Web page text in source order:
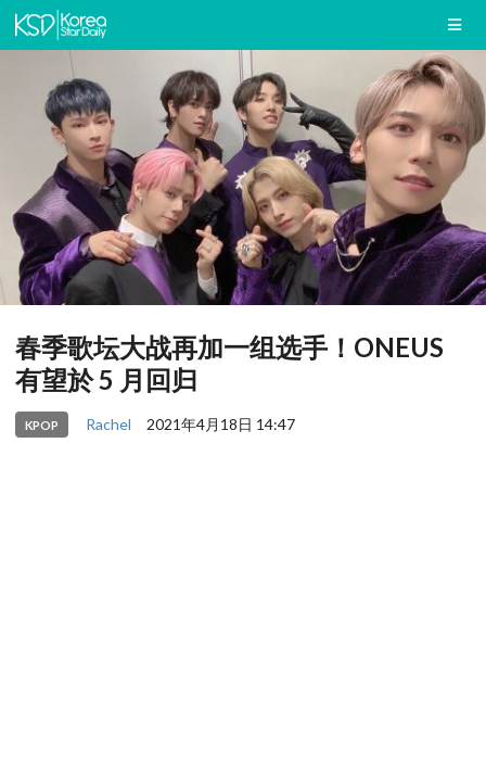
春季歌坛大战再加一组选手！ONEUS
有望於 5 月回归
KPOP Rachel 2021年4月18日 14:47